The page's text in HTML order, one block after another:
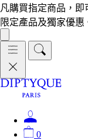
凡購買指定商品，
限定產品及獨家優惠
0